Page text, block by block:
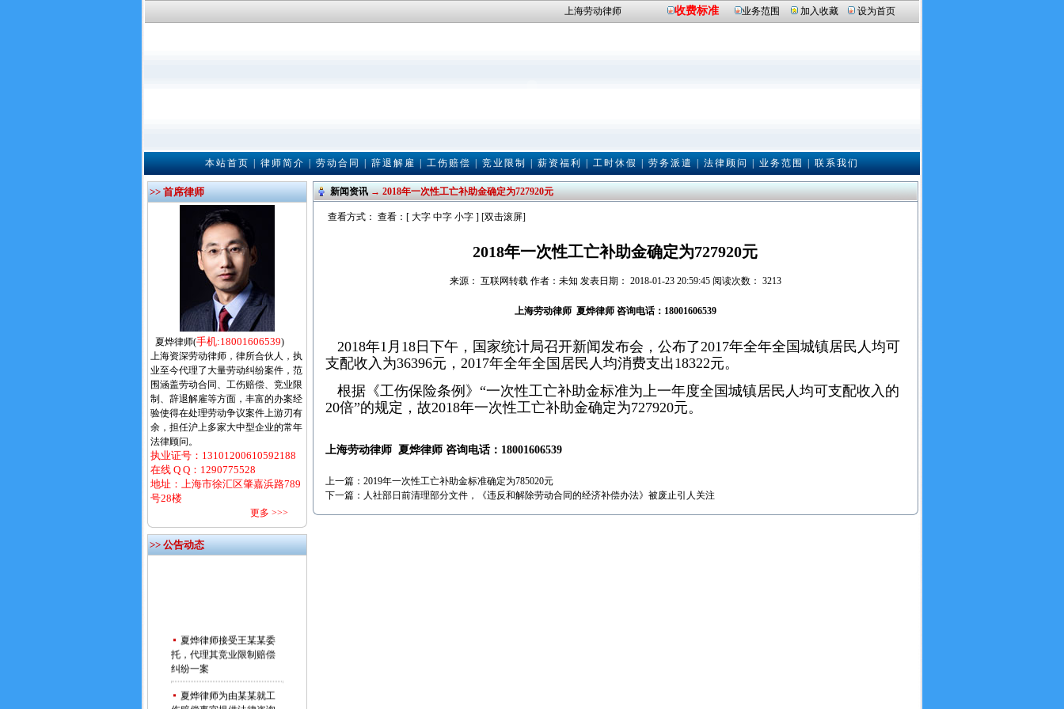
上海劳动律师 收费标准 业务范围 加入收藏 设为首页
本站首页|律师简介|劳动合同|辞退解雇|工伤赔偿|竞业限制|薪资福利|工时休假|劳务派遣|法律顾问|业务范围|联系我们
>> 首席律师
夏烨律师(手机:18001606539)
上海资深劳动律师，律所合伙人，执
业至今代理了大量劳动纠纷案件，范
围涵盖劳动合同、工伤赔偿、竞业限
制、辞退解雇等方面，丰富的办案经
验使得在处理劳动争议案件上游刃有
余，担任沪上多家大中型企业的常年
法律顾问。
执业证号：13101200610592188
在线 Q Q： 1290775528
地址：上海市徐汇区肇嘉浜路789
号28楼
更多 >>>
>> 公告动态
夏烨律师接受王某某委
托，代理其竞业限制赔偿
纠纷一案
夏烨律师为由某某就工
伤赔偿事宜提供法律咨询
新闻资讯→ 2018年一次性工亡补助金确定为727920元
查看方式： 查看：[ 大字 中字 小字] [双击滚屏]
2018年一次性工亡补助金确定为727920元
来源： 互联网转载 作者：未知 发表日期： 2018-01-23 20:59:45 阅读次数： 3213
上海劳动律师 夏烨律师 咨询电话：18001606539
2018年1月18日下午，国家统计局召开新闻发布会，公布了2017年全年全国城镇居民人均可
支配收入为36396元，2017年全年全国居民人均消费支出18322元。
根据《工伤保险条例》“一次性工亡补助金标准为上一年度全国城镇居民人均可支配收入的
20倍”的规定，故2018年一次性工亡补助金确定为727920元。
上海劳动律师 夏烨律师 咨询电话：18001606539
上一篇： 2019年一次性工亡补助金标准确定为785020元
下一篇： 人社部日前清理部分文件，《违反和解除劳动合同的经济补偿办法》被废止引人关注